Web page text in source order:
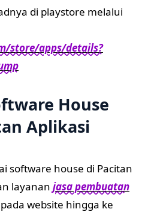
di playstore melalui
store/apps/details?
House
Aplikasi
software house di Pacitan
layanan jasa pembuatan
website hingga ke